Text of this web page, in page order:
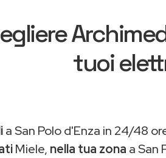
tuoi
a San Polo d'Enza in 24/48
Miele, nella tua zona a San